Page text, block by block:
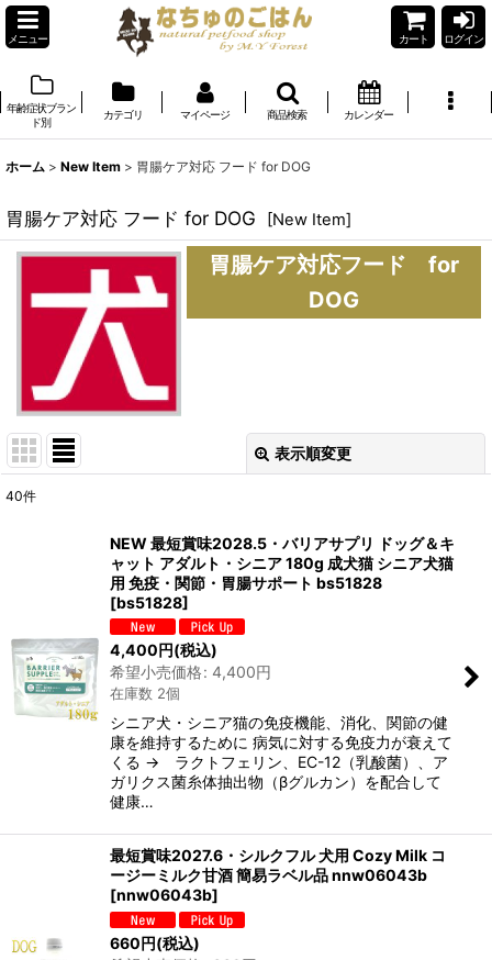
メニュー カート ログイン
年齢症状ブラン
ド別
カテゴリ マイページ 商品検索 カレンダー
ホーム > New Item > 胃腸ケア対応 フード for DOG
胃腸ケア対応 フード for DOG [New Item]
胃腸ケア対応フード for
DOG
表示順変更
絞り込む
40件
NEW 最短賞味2028.5・バリアサプリ ドッグ＆キ
ャット アダルト・シニア 180g 成犬猫 シニア犬猫
用 免疫・関節・胃腸サポート bs51828
[bs51828]
4,400円(税込)
希望小売価格: 4,400円
在庫数 2個
シニア犬・シニア猫の免疫機能、消化、関節の健
康を維持するために 病気に対する免疫力が衰えて
くる → ラクトフェリン、EC-12（乳酸菌）、ア
ガリクス菌糸体抽出物（βグルカン）を配合して
健康…
最短賞味2027.6・シルクフル 犬用 Cozy Milk コ
ージーミルク甘酒 簡易ラベル品 nnw06043b
[nnw06043b]
660円(税込)